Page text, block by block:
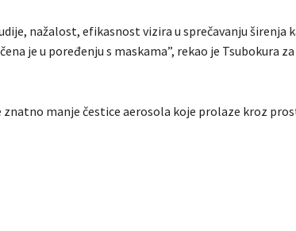
nažalost, efikasnost vizira u sprečavanju širenja
je u poređenju s maskama”, rekao je Tsubokura za
znatno manje čestice aerosola koje prolaze kroz